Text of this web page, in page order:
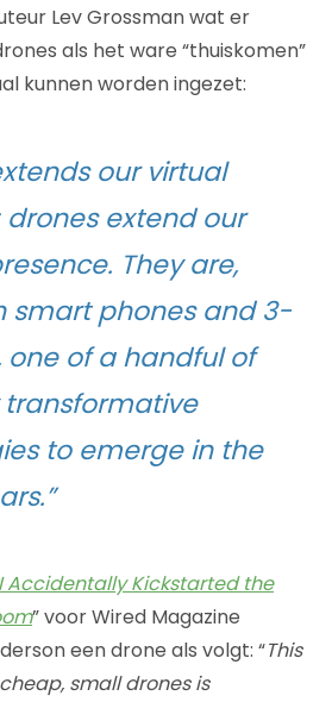
Lev Grossman wat er
als het ware “thuiskomen”
kunnen worden ingezet:
our virtual
extend our
They are,
smart phones and 3-
one of a handful of
to emerge in the
Accidentally Kickstarted the
” voor Wired Magazine
een drone als volgt: “This
small drones is